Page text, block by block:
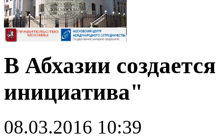
В Абхазии
инициатива"
08.03.2016 10:39